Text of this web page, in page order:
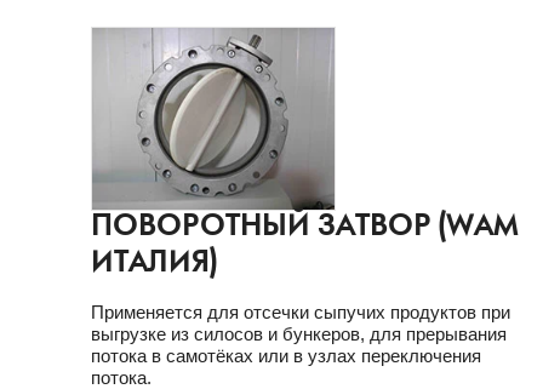
ПОВОРОТНЫЙ ЗАТВОР (WAM
ИТАЛИЯ)
Применяется для отсечки сыпучих продуктов при
выгрузке из силосов и бункеров, для прерывания
потока в самотёках или в узлах переключения
потока.